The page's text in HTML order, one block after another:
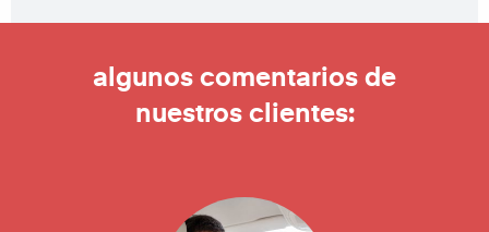
algunos comentarios de
nuestros clientes: